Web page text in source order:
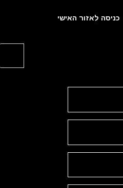
כניסה לאזור האישי